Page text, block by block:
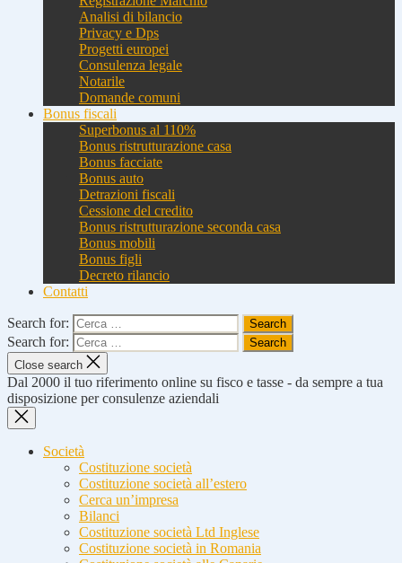
Analisi di bilancio
Privacy e Dps
Progetti europei
Consulenza legale
Notarile
Domande comuni
Bonus fiscali
Superbonus al 110%
Bonus ristrutturazione casa
Bonus facciate
Bonus auto
Detrazioni fiscali
Cessione del credito
Bonus ristrutturazione seconda casa
Bonus mobili
Bonus figli
Decreto rilancio
Contatti
Search for:
Search for:
Close search
Dal 2000 il tuo riferimento online su fisco e tasse - da sempre a tua
disposizione per consulenze aziendali
Società
Costituzione società
Costituzione società all’estero
Cerca un’impresa
Bilanci
Costituzione società Ltd Inglese
Costituzione società in Romania